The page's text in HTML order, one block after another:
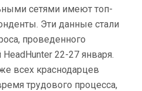
сетями имеют топ-
Эти данные стали
проведенного
22-27 января.
всех краснодарцев
трудового процесса,